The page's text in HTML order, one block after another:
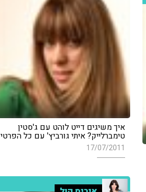
איך משיגים דייט לוהט עם ג'סטין
טימברלייק? איתי גורביץ' עם כל
17/07/2011